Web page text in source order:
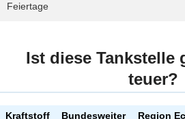
Feiertage
Ist diese Tankstelle
teuer?
Kraftstoff
Bundesweiter
Region